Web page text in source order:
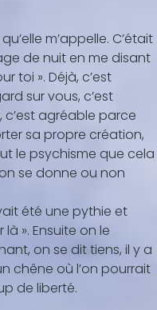
m’appelle. C’était
de nuit en me disant
toi ». Déjà, c’est
sur vous, c’est
agréable parce
sa propre création,
le psychisme que cela
se donne ou non
été une pythie et
». Ensuite on le
on se dit tiens, il y a
chêne où l’on pourrait
de liberté.